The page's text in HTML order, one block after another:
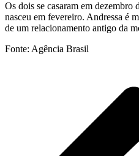
Os dois se casaram em dezembro
nasceu em fevereiro. Andressa é
de um relacionamento antigo da
Fonte: Agência Brasil